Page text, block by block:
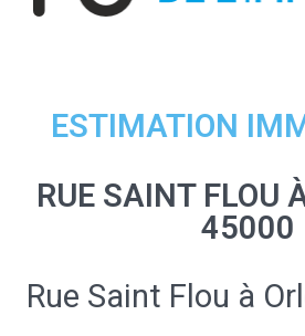
ESTIMATION
RUE SAINT FLOU
45000
Rue Saint Flou à